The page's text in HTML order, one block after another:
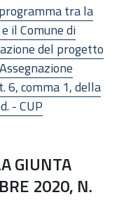
tra la
il Comune di
del progetto
6, comma 1, della
- CUP
GIUNTA
2020, N.